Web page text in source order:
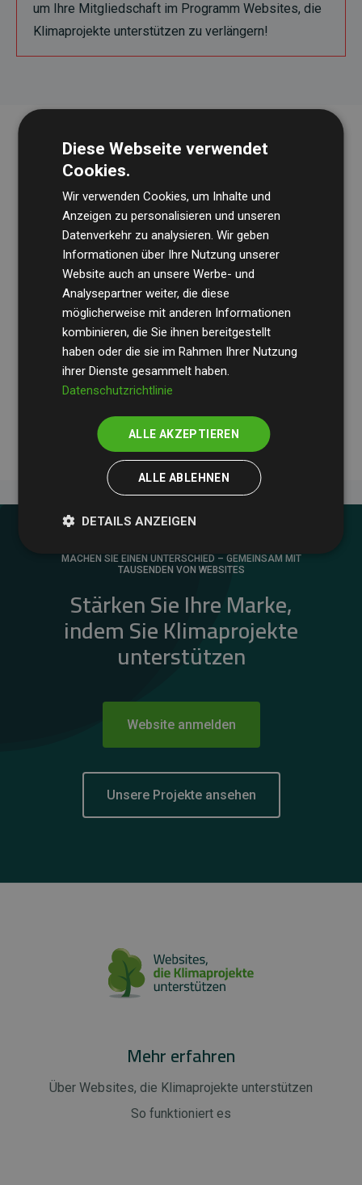
um Ihre Mitgliedschaft im Programm Websites, die
Klimaprojekte unterstützen zu verlängern!
Die Wirtschaftsprüfungsgesellschaft BDOüberprüft
regelmäßig unsere Berechnungen und Methodik, um
Transparenz und Verlässlichkeit sicherzustellen.
Ihre Prüfungen belegen, dass unsere Investitionen in
Klimaschutzprojekte im Durchschnitt200 % der
geschätzten CO₂-Emissionender teilnehmenden
Websites kompensieren – ein klarer Nachweis für die
messbare Klimawirkung unseres Ansatzes.
MACHEN SIE EINEN UNTERSCHIED – GEMEINSAM MIT
TAUSENDEN VON WEBSITES
Stärken Sie Ihre Marke,
indem Sie Klimaprojekte
unterstützen
Website anmelden
Unsere Projekte ansehen
Mehr erfahren
Über Websites, die Klimaprojekte unterstützen
So funktioniert es
Diese Webseite verwendet
Cookies.
Wir verwenden Cookies, um Inhalte und
Anzeigen zu personalisieren und unseren
Datenverkehr zu analysieren. Wir geben
Informationen über Ihre Nutzung unserer
Website auch an unsere Werbe- und
Analysepartner weiter, die diese
möglicherweise mit anderen Informationen
kombinieren, die Sie ihnen bereitgestellt
haben oder die sie im Rahmen Ihrer Nutzung
ihrer Dienste gesammelt haben.
Datenschutzrichtlinie
ALLE AKZEPTIEREN
ALLE ABLEHNEN
DETAILS ANZEIGEN